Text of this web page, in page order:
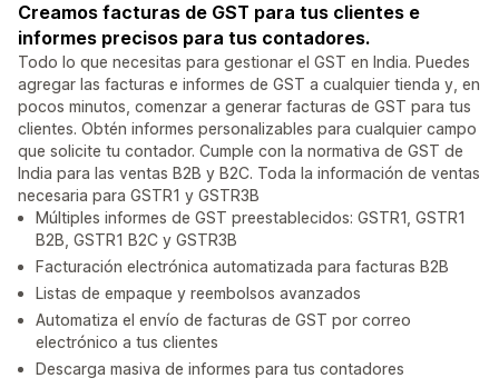
Creamos facturas de GST para tus clientes e
informes precisos para tus contadores.
Todo lo que necesitas para gestionar el GST en India. Puedes
agregar las facturas e informes de GST a cualquier tienda y, en
pocos minutos, comenzar a generar facturas de GST para tus
clientes. Obtén informes personalizables para cualquier campo
que solicite tu contador. Cumple con la normativa de GST de
India para las ventas B2B y B2C. Toda la información de ventas
necesaria para GSTR1 y GSTR3B
Múltiples informes de GST preestablecidos: GSTR1, GSTR1
B2B, GSTR1 B2C y GSTR3B
Facturación electrónica automatizada para facturas B2B
Listas de empaque y reembolsos avanzados
Automatiza el envío de facturas de GST por correo
electrónico a tus clientes
Descarga masiva de informes para tus contadores